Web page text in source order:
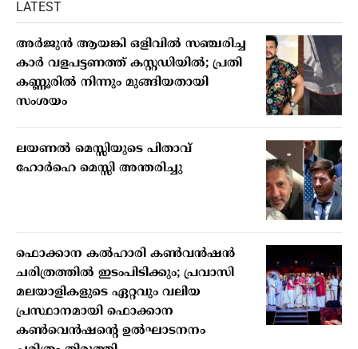
LATEST
അർജുൻ ആയങ്കി ഒളിവിൽ സഞ്ചരിച്ച
കാർ വളപട്ടണത്ത് കസ്റ്റഡിയിൽ; പ്രതി
കണ്ണൂരിൽ നിന്നും മുങ്ങിയതായി
സംശയം
ലയണൽ മെസ്സിയുടെ പിതാവ്
ഹോർഹെ മെസ്സി അന്തരിച്ചു
ഫൊക്കാന കൽഹാരി കൺവൻഷൻ
ചരിത്രത്തിൽ ഇടംപിടിക്കും; പ്രവാസി
മലയാളികളുടെ ഏറ്റവും വലിയ
പ്രസ്ഥാനമായി ഫൊക്കാന
കൺവെൻഷന്റെ ഉൽഘാടനനം